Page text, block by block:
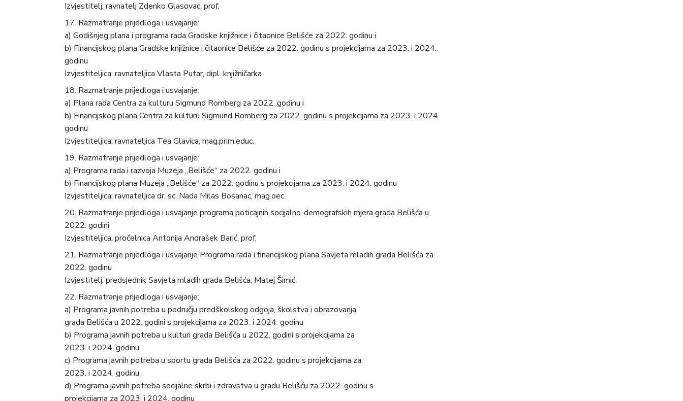
Izvjestitelj: ravnatelj Zdenko Glasovac, prof.
Razmatranje prijedloga i usvajanje:
a) Godišnjeg plana i programa rada Gradske knjižnice i čitaonice Belišće za 2022. godinu i
b) Financijskog plana Gradske knjižnice i čitaonice Belišće za 2022. godinu s projekcijama za 2023. i 2024.
godinu
Izvjestiteljica: ravnateljica Vlasta Putar, dipl. knjižničarka
Razmatranje prijedloga i usvajanje:
a) Plana rada Centra za kulturu Sigmund Romberg za 2022. godinu i
b) Financijskog plana Centra za kulturu Sigmund Romberg za 2022. godinu s projekcijama za 2023. i 2024.
godinu
Izvjestiteljica: ravnateljica Tea Glavica, mag.prim.educ.
Razmatranje prijedloga i usvajanje:
a) Programa rada i razvoja Muzeja „Belišće“ za 2022. godinu i
b) Financijskog plana Muzeja „Belišće“ za 2022. godinu s projekcijama za 2023. i 2024. godinu
Izvjestiteljica: ravnateljica dr. sc. Nada Milas Bosanac, mag.oec.
Razmatranje prijedloga i usvajanje programa poticajnih socijalno-demografskih mjera grada Belišća u
2022. godini
Izvjestiteljica: pročelnica Antonija Andrašek Barić, prof.
Razmatranje prijedloga i usvajanje Programa rada i financijskog plana Savjeta mladih grada Belišća za
2022. godinu
Izvjestitelj: predsjednik Savjeta mladih grada Belišća, Matej Šimić
Razmatranje prijedloga i usvajanje:
a) Programa javnih potreba u području predškolskog odgoja, školstva i obrazovanja
grada Belišća u 2022. godini s projekcijama za 2023. i 2024. godinu
b) Programa javnih potreba u kulturi grada Belišća u 2022. godini s projekcijama za
2023. i 2024. godinu
c) Programa javnih potreba u sportu grada Belišća za 2022. godinu s projekcijama za
2023. i 2024. godinu
d) Programa javnih potreba socijalne skrbi i zdravstva u gradu Belišću za 2022. godinu s
projekcijama za 2023. i 2024. godinu